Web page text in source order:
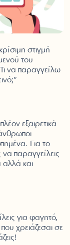
στιγμή
του
να παραγγείλω
εξαιρετικά
Για το
παραγγείλεις
αλλά και
για φαγητό,
χρειάζεσαι σε